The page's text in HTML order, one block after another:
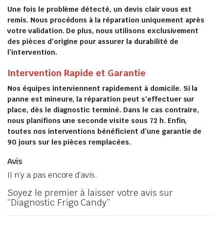
Une fois le problème détecté, un devis clair vous est
remis. Nous procédons à la réparation uniquement après
votre validation. De plus, nous utilisons exclusivement
des pièces d’origine pour assurer la durabilité de
l’intervention.
Intervention Rapide et Garantie
Nos équipes interviennent rapidement à domicile. Si la
panne est mineure, la réparation peut s’effectuer sur
place, dès le diagnostic terminé. Dans le cas contraire,
nous planifions une seconde visite sous 72 h. Enfin,
toutes nos interventions bénéficient d’une garantie de
90 jours sur les pièces remplacées.
Avis
Il n’y a pas encore d’avis.
Soyez le premier à laisser votre avis sur
“Diagnostic Frigo Candy”